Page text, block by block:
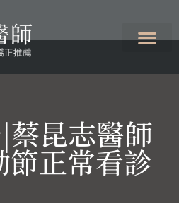
蔡昆志醫師
正常看診